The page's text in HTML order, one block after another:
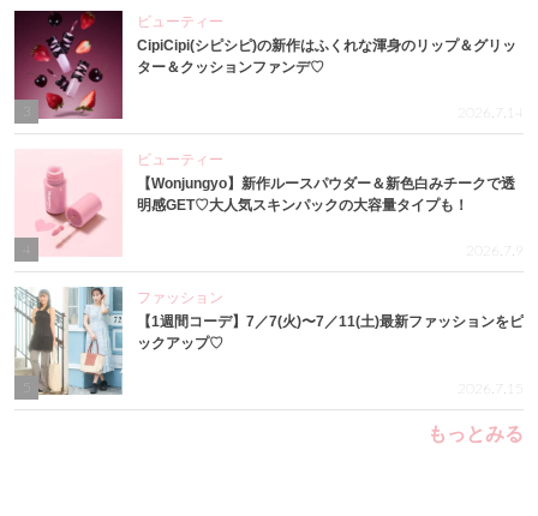
3
ビューティー
CipiCipi(シピシピ)の新作はふくれな渾身のリップ＆グリッ
ター＆クッションファンデ♡
2026.7.14
4
ビューティー
【Wonjungyo】新作ルースパウダー＆新色白みチークで透
明感GET♡大人気スキンパックの大容量タイプも！
2026.7.9
ファッション
【1週間コーデ】7／7(火)〜7／11(土)最新ファッションをピ
ックアップ♡
2026.7.15
もっとみる